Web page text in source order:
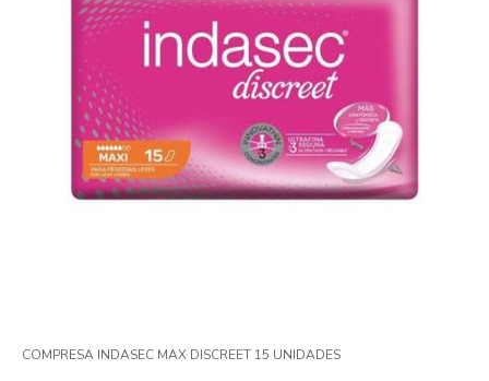
COMPRESA INDASEC MAX DISCREET 15 UNIDADES